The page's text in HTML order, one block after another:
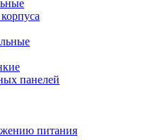
панелей
питания